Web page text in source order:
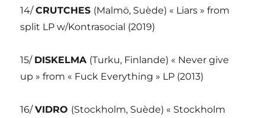
14/CRUTCHES (Malmö, Suède) « Liars » from
split LP w/Kontrasocial (2019)
15/ DISKELMA (Turku, Finlande) « Never give
up » from « Fuck Everything » LP (2013)
16/VIDRO (Stockholm, Suède) « Stockholm